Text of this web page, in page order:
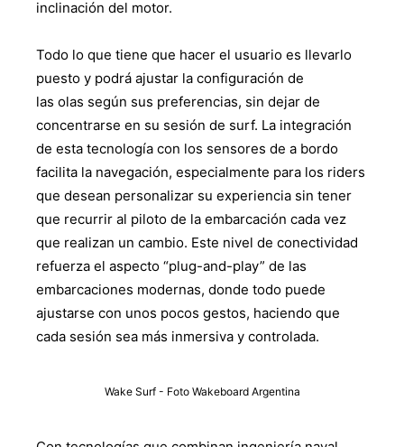
inclinación del motor.
Todo lo que tiene que hacer el usuario es llevarlo
puesto y podrá ajustar la configuración de
las olas según sus preferencias, sin dejar de
concentrarse en su sesión de surf. La integración
de esta tecnología con los sensores de a bordo
facilita la navegación, especialmente para los riders
que desean personalizar su experiencia sin tener
que recurrir al piloto de la embarcación cada vez
que realizan un cambio. Este nivel de conectividad
refuerza el aspecto “plug-and-play” de las
embarcaciones modernas, donde todo puede
ajustarse con unos pocos gestos, haciendo que
cada sesión sea más inmersiva y controlada.
Wake Surf - Foto Wakeboard Argentina